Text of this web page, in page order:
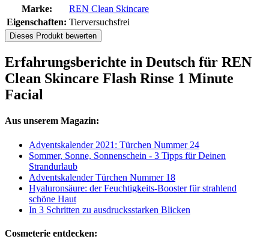
Marke:
REN Clean Skincare
Eigenschaften: Tierversuchsfrei
Dieses Produkt bewerten
Erfahrungsberichte in Deutsch für REN
Clean Skincare Flash Rinse 1 Minute
Facial
Aus unserem Magazin:
Adventskalender 2021: Türchen Nummer 24
Sommer, Sonne, Sonnenschein - 3 Tipps für Deinen
Strandurlaub
Adventskalender Türchen Nummer 18
Hyaluronsäure: der Feuchtigkeits-Booster für strahlend
schöne Haut
In 3 Schritten zu ausdrucksstarken Blicken
Cosmeterie entdecken: